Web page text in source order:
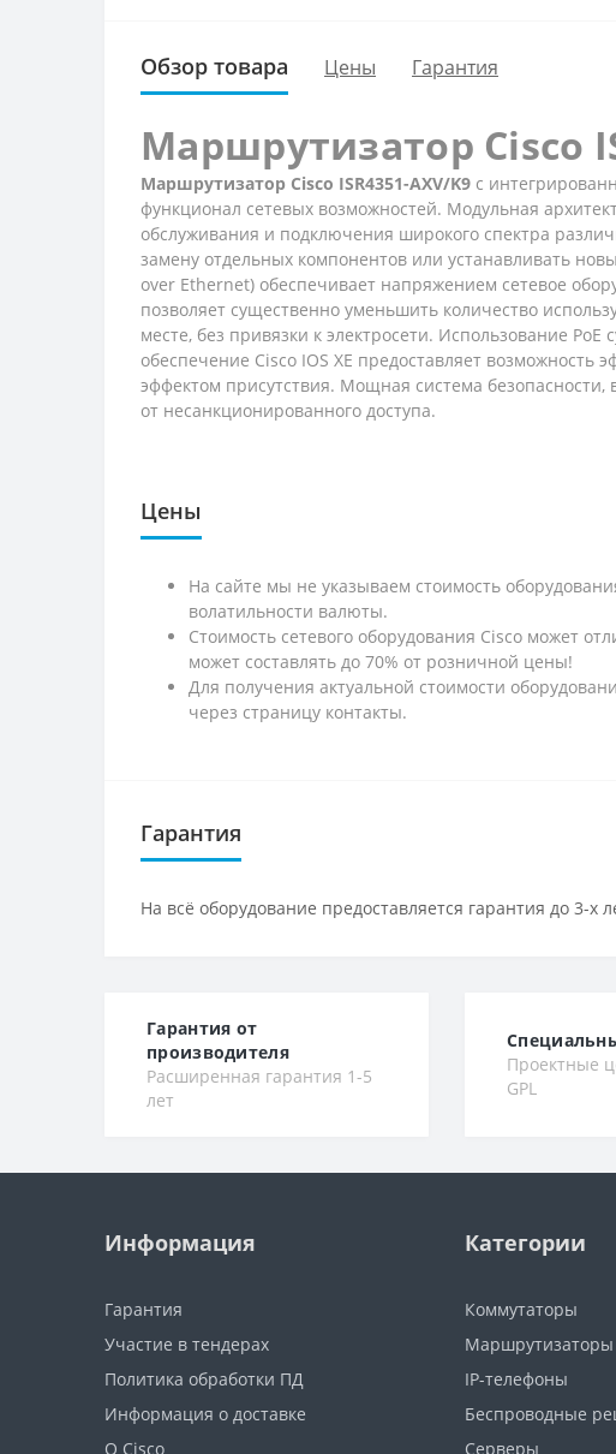
Обзор товара Цены Гарантия
Маршрутизатор Cisco
Маршрутизатор Cisco ISR4351-AXV/K9 с
функционал сетевых возможностей. Модульная
обслуживания и подключения широкого спектра
замену отдельных компонентов или устанавливать
over Ethernet) обеспечивает напряжением сетевое
позволяет существенно уменьшить количество
месте, без привязки к электросети. Использование
обеспечение Cisco IOS XE предоставляет возможность
эффектом присутствия. Мощная система
от несанкционированного доступа.
Цены
На сайте мы не указываем стоимость
волатильности валюты.
Стоимость сетевого оборудования Cisco может
может составлять до 70% от розничной цены!
Для получения актуальной стоимости
через страницу контакты.
Гарантия
На всё оборудование предоставляется гарантия до 3-х
Гарантия от
производителя
Расширенная гарантия 1-5
лет
Проектные
GPL
Информация
Гарантия
Участие в тендерах
Политика обработки ПД
Информация о доставке
О Cisco
Категории
Коммутаторы
Маршрутизаторы
IP-телефоны
Беспроводные
Серверы